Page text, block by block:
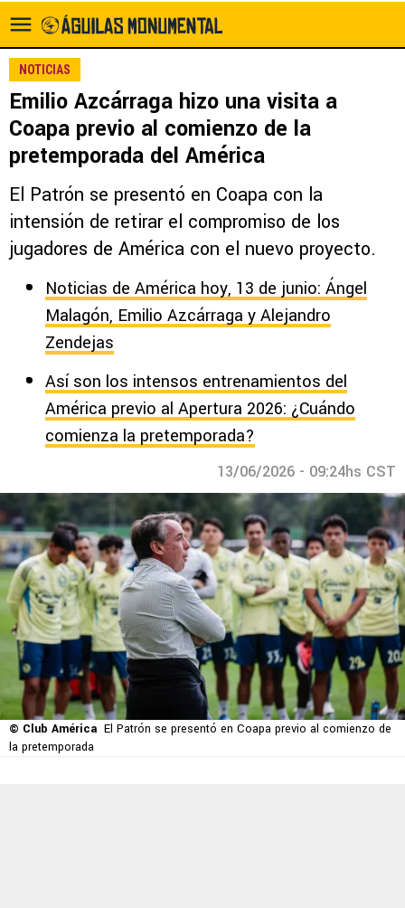
NOTICIAS
Emilio Azcárraga hizo una visita a
Coapa previo al comienzo de la
pretemporada del América
El Patrón se presentó en Coapa con la
intensión de retirar el compromiso de los
jugadores de América con el nuevo proyecto.
Noticias de América hoy, 13 de junio: Ángel
Malagón, Emilio Azcárraga y Alejandro
Zendejas
Así son los intensos entrenamientos del
América previo al Apertura 2026: ¿Cuándo
comienza la pretemporada?
13/06/2026 - 09:24hs CST
© Club América El Patrón se presentó en Coapa previo al comienzo de
la pretemporada